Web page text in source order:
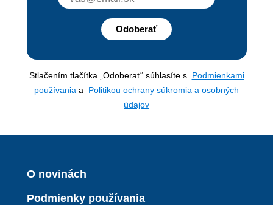
Odoberať
Stlačením tlačítka „Odoberať“ súhlasíte s Podmienkami
používania a Politikou ochrany súkromia a osobných
údajov
O novinách
Podmienky používania